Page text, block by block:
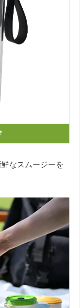
なスムージーを